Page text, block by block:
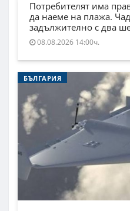
Потребителят има
да наеме на плажа.
задължително с два
08.08.2026 14:00ч.
БЪЛГАРИЯ